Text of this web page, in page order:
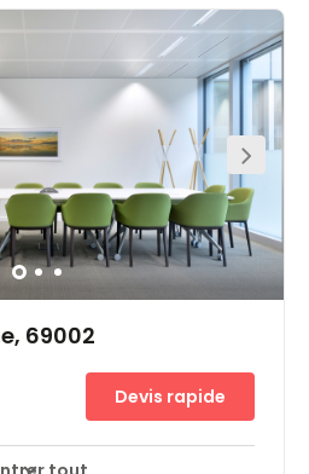
ont été rénovés selon des
avec un espace de coworking
de réunion flexibles faciles à
dans l'aire urbaine de
de 2 000 entreprises, c’est
dénicher des contacts, des
d'un parking souterrain,
accessible en
via l’arrêt de bus
de métro Place Jean Jaurès.
ou de divertir vos clients ? Ce
a beaucoup à offrir, y compris
et le musée des Confluences,
69002
Devis rapide